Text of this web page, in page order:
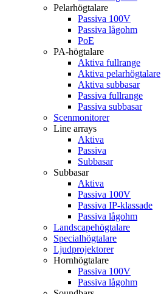
Pelarhögtalare
Passiva 100V
Passiva lågohm
PoE
PA-högtalare
Aktiva fullrange
Aktiva pelarhögtalare
Aktiva subbasar
Passiva fullrange
Passiva subbasar
Scenmonitorer
Line arrays
Aktiva
Passiva
Subbasar
Subbasar
Aktiva
Passiva 100V
Passiva IP-klassade
Passiva lågohm
Landscapehögtalare
Specialhögtalare
Ljudprojektorer
Hornhögtalare
Passiva 100V
Passiva lågohm